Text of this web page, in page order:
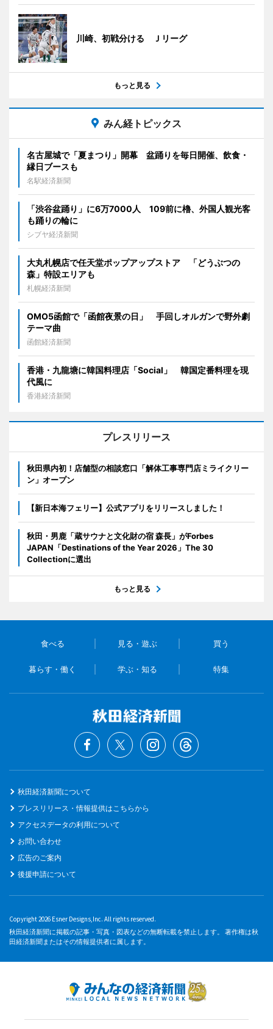
川崎、初戦分ける Ｊリーグ
もっと見る
みん経トピックス
名古屋城で「夏まつり」開幕 盆踊りを毎日開催、飲食・
縁日ブースも
名駅経済新聞
「渋谷盆踊り」に6万7000人 109前に櫓、外国人観光客
も踊りの輪に
シブヤ経済新聞
大丸札幌店で任天堂ポップアップストア 「どうぶつの
森」特設エリアも
札幌経済新聞
OMO5函館で「函館夜景の日」 手回しオルガンで野外劇
テーマ曲
函館経済新聞
香港・九龍塘に韓国料理店「Social」 韓国定番料理を現
代風に
香港経済新聞
プレスリリース
秋田県内初！店舗型の相談窓口「解体工事専門店ミライクリー
ン」オープン
【新日本海フェリー】公式アプリをリリースしました！
秋田・男鹿「蔵サウナと文化財の宿 森長」がForbes
JAPAN「Destinations of the Year 2026」The 30
Collectionに選出
もっと見る
食べる 見る・遊ぶ 買う
暮らす・働く 学ぶ・知る 特集
秋田経済新聞について
プレスリリース・情報提供はこちらから
アクセスデータの利用について
お問い合わせ
広告のご案内
後援申請について
Copyright 2026 Esner Designs,Inc. All rights reserved.
秋田経済新聞に掲載の記事・写真・図表などの無断転載を禁止します。 著作権は秋
田経済新聞またはその情報提供者に属します。